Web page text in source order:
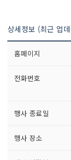
상세정보 (최근 업
홈페이지
전화번호
행사 종료일
행사 장소